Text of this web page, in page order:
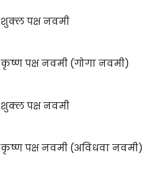
शुक्ल पक्ष नवमी
कृष्ण पक्ष नवमी (गोगा नवमी)
शुक्ल पक्ष नवमी
कृष्ण पक्ष नवमी (अविधवा नवमी)